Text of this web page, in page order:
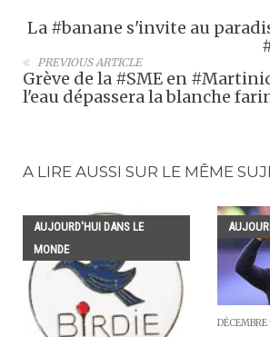
La #banane s'invite au
PREVIOUS ARTICLE
Grève de la #SME en
l'eau dépassera la blanche
A LIRE AUSSI SUR LE MÊME
AUJOURD'HUI DANS LE
MONDE